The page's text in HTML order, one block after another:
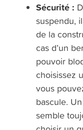
Sécurité :
suspendu,
de la
cas d’un
pouvoir
choisissez
vous
bascule.
semble